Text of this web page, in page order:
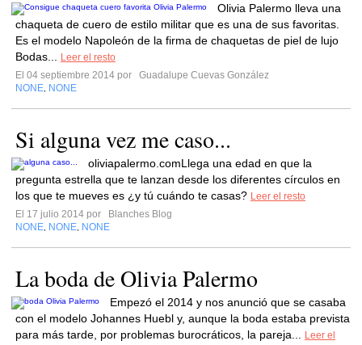
Olivia Palermo lleva una
chaqueta de cuero de estilo militar que es una de sus favoritas.
Es el modelo Napoleón de la firma de chaquetas de piel de lujo
Bodas...
Leer el resto
El 04 septiembre 2014 por
Guadalupe Cuevas González
NONE NONE
Si alguna vez me caso...
oliviapalermo.comLlega una edad en que la
pregunta estrella que te lanzan desde los diferentes círculos en
los que te mueves es ¿y tú cuándo te casas? Leer el resto
El 17 julio 2014 por
Blanches Blog
NONE NONE NONE
La boda de Olivia Palermo
Empezó el 2014 y nos anunció que se casaba
con el modelo Johannes Huebl y, aunque la boda estaba prevista
para más tarde, por problemas burocráticos, la pareja...
Leer el